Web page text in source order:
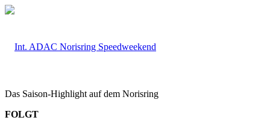
Das Saison-Highlight auf dem Norisring
FOLGT